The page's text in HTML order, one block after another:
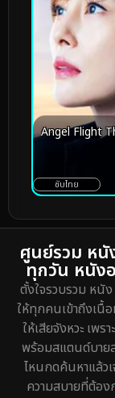
Angel Flight
ซับไทย
ศูนย์รวม ห
ทุกวัน หนัง
ตั้งใจรวบรวม หนั
ให้ทุกคนเข้าถึงเนื้
ให้เสียจังหวะ เพ
พร้อมสแตนด์บาย
ไหนกดค้นหาแล้ว
ความสบายที่ต้อ